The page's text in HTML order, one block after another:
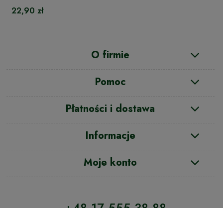
22,90 zł
O firmie
Pomoc
Płatności i dostawa
Informacje
Moje konto